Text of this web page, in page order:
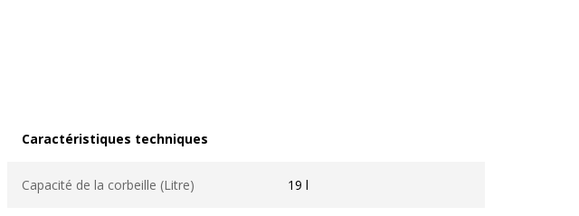
Caractéristiques techniques
Capacité de la corbeille (Litre) 19 l